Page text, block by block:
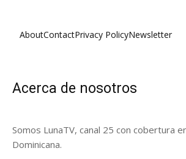
AboutContactPrivacy PolicyNewsletter
Acerca de nosotros
Somos LunaTV, canal 25 con cobertura
Dominicana.